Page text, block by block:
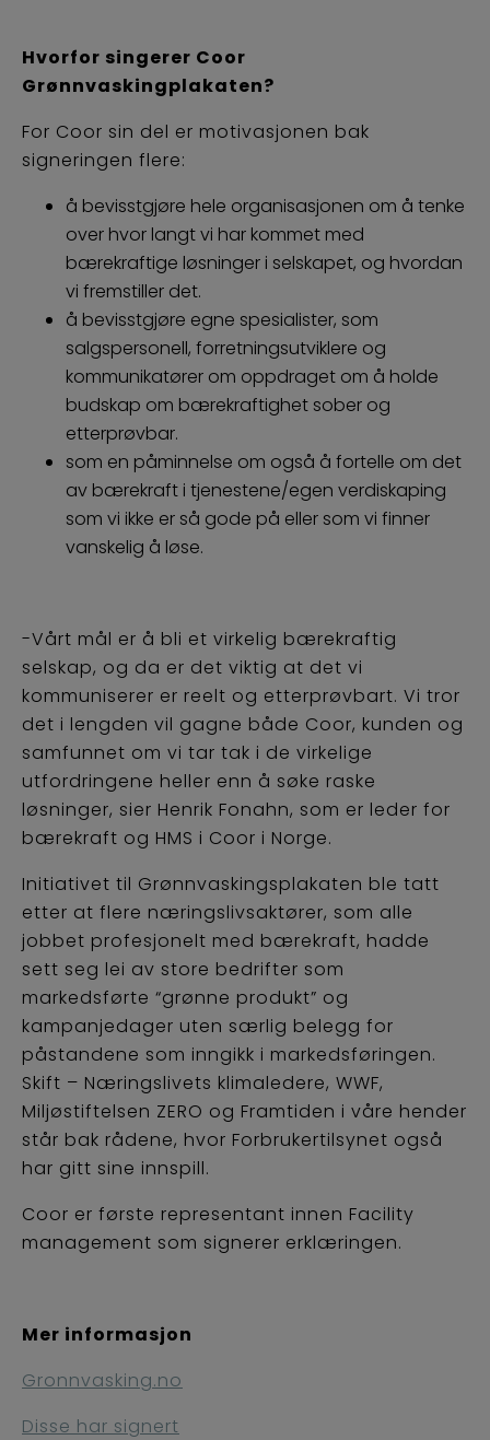
Hvorfor singerer Coor
Grønnvaskingplakaten?
For Coor sin del er motivasjonen bak
signeringen flere:
å bevisstgjøre hele organisasjonen om å tenke
over hvor langt vi har kommet med
bærekraftige løsninger i selskapet, og hvordan
vi fremstiller det.
å bevisstgjøre egne spesialister, som
salgspersonell, forretningsutviklere og
kommunikatører om oppdraget om å holde
budskap om bærekraftighet sober og
etterprøvbar.
som en påminnelse om også å fortelle om det
av bærekraft i tjenestene/egen verdiskaping
som vi ikke er så gode på eller som vi finner
vanskelig å løse.
-Vårt mål er å bli et virkelig bærekraftig
selskap, og da er det viktig at det vi
kommuniserer er reelt og etterprøvbart. Vi tror
det i lengden vil gagne både Coor, kunden og
samfunnet om vi tar tak i de virkelige
utfordringene heller enn å søke raske
løsninger, sier Henrik Fonahn, som er leder for
bærekraft og HMS i Coor i Norge.
Initiativet til Grønnvaskingsplakaten ble tatt
etter at flere næringslivsaktører, som alle
jobbet profesjonelt med bærekraft, hadde
sett seg lei av store bedrifter som
markedsførte “grønne produkt” og
kampanjedager uten særlig belegg for
påstandene som inngikk i markedsføringen.
Skift – Næringslivets klimaledere, WWF,
Miljøstiftelsen ZERO og Framtiden i våre hender
står bak rådene, hvor Forbrukertilsynet også
har gitt sine innspill.
Coor er første representant innen Facility
management som signerer erklæringen.
Mer informasjon
Gronnvasking.no
Disse har signert